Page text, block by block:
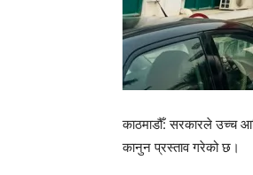
काठमाडौँ: सरकारले उच्च
कानुन प्रस्ताव गरेको छ।